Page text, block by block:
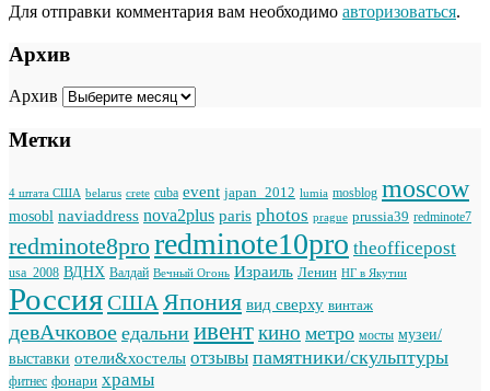
Для отправки комментария вам необходимо авторизоваться.
Архив
Архив
Метки
4 штата США belarus crete cuba event japan_2012 lumia mosblog moscow
mosobl naviaddress nova2plus paris photos prague prussia39 redminote7
redminote8proredminote10pro theofficepost
usa_2008 ВДНХ Валдай Вечный Огонь Израиль Ленин НГ в Якутии
РоссияСША Япония вид сверху винтаж
девАчковое едальни ивенткино метро мосты музеи/
выставки отели&хостелы отзывы памятники/скульптуры
фитнес фонари храмы